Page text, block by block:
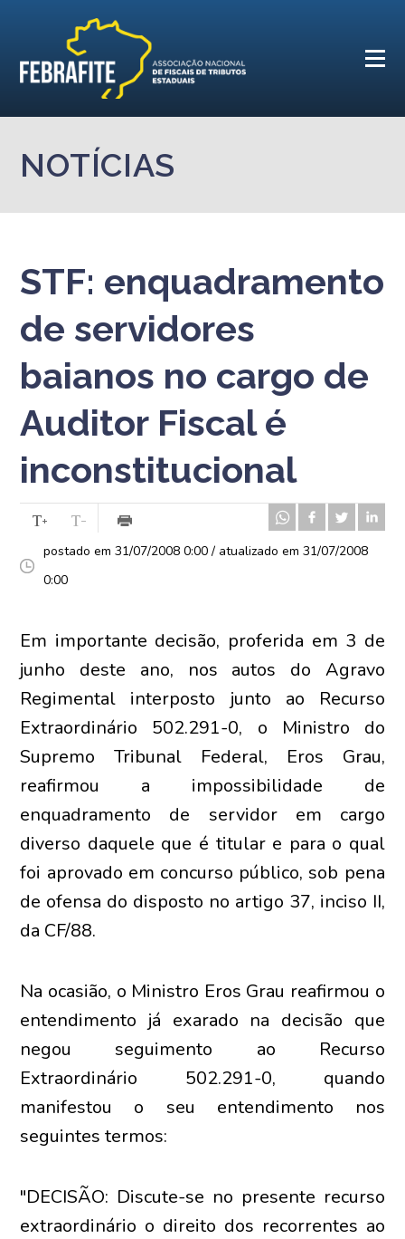
NOTÍCIAS
STF: enquadramento
de servidores
baianos no cargo de
Auditor Fiscal é
inconstitucional
postado em 31/07/2008 0:00 / atualizado em 31/07/2008
0:00
Em importante decisão, proferida em 3 de
junho deste ano, nos autos do Agravo
Regimental interposto junto ao Recurso
Extraordinário 502.291-0, o Ministro do
Supremo Tribunal Federal, Eros Grau,
reafirmou a impossibilidade de
enquadramento de servidor em cargo
diverso daquele que é titular e para o qual
foi aprovado em concurso público, sob pena
de ofensa do disposto no artigo 37, inciso II,
da CF/88.
Na ocasião, o Ministro Eros Grau reafirmou o
entendimento já exarado na decisão que
negou seguimento ao Recurso
Extraordinário 502.291-0, quando
manifestou o seu entendimento nos
seguintes termos:
"DECISÃO: Discute-se no presente recurso
extraordinário o direito dos recorrentes ao